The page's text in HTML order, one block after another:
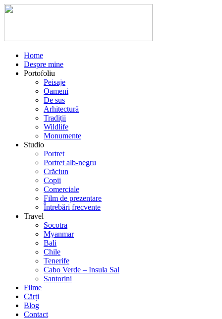
Home
Despre mine
Portofoliu
Peisaje
Oameni
De sus
Arhitectură
Tradiții
Wildlife
Monumente
Studio
Portret
Portret alb-negru
Crăciun
Copii
Comerciale
Film de prezentare
Întrebări frecvente
Travel
Socotra
Myanmar
Bali
Chile
Tenerife
Cabo Verde – Insula Sal
Santorini
Filme
Cărți
Blog
Contact